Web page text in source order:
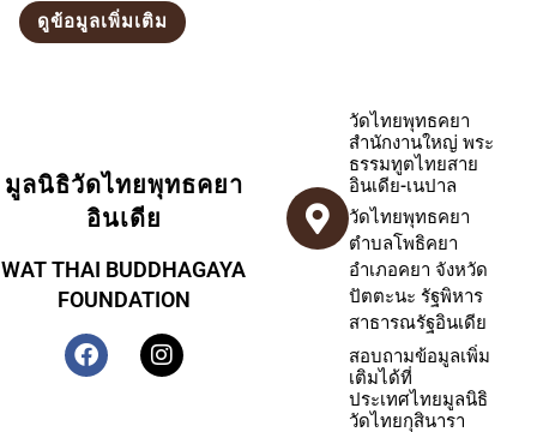
ดูข้อมูลเพิ่มเติม
มูลนิธิวัดไทยพุทธคยา
อินเดีย
WAT THAI BUDDHAGAYA
FOUNDATION
วัดไทยพุทธคยา
สำนักงานใหญ่ พระ
ธรรมทูตไทยสาย
อินเดีย-เนปาล
วัดไทยพุทธคยา
ตำบลโพธิคยา
อำเภอคยา จังหวัด
ปัตตะนะ รัฐพิหาร
สาธารณรัฐอินเดีย
สอบถามข้อมูลเพิ่ม
เติมได้ที่
ประเทศไทยมูลนิธิ
วัดไทยกุสินารา